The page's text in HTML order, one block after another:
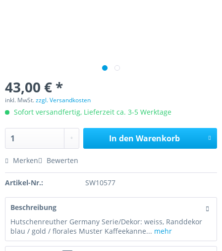
43,00 € *
inkl. MwSt.zzgl. Versandkosten
Sofort versandfertig, Lieferzeit ca. 3-5 Werktage
In den Warenkorb
Merken Bewerten
Artikel-Nr.: SW10577
Beschreibung
Hutschenreuther Germany Serie/Dekor: weiss, Randdekor
blau / gold / florales Muster Kaffeekanne... mehr